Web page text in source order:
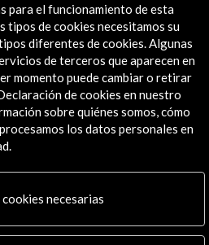
para el funcionamiento de esta
tipos de cookies necesitamos su
diferentes de cookies. Algunas
de terceros que aparecen en
momento puede cambiar o retirar
de cookies en nuestro
sobre quiénes somos, cómo
los datos personales en
necesarias